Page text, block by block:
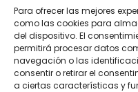
Para ofrecer las mejores
como las cookies para
del dispositivo. El
permitirá procesar datos
navegación o las
consentir o retirar el
a ciertas características y
Jardinería y Agenda Local
TRANSPARENCIA
Videos de los